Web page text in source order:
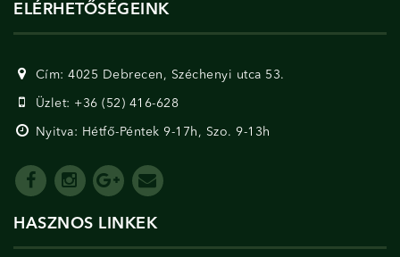
ELÉRHETŐSÉGEINK
Cím: 4025 Debrecen, Széchenyi utca 53.
Üzlet: +36 (52) 416-628
Nyitva: Hétfő-Péntek 9-17h, Szo. 9-13h
HASZNOS LINKEK